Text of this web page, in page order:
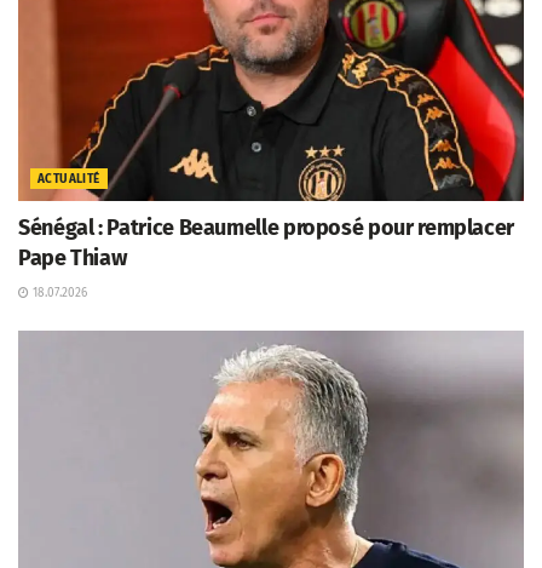
ACTUALITÉ
Sénégal : Patrice Beaumelle proposé pour remplacer
Pape Thiaw
18.07.2026